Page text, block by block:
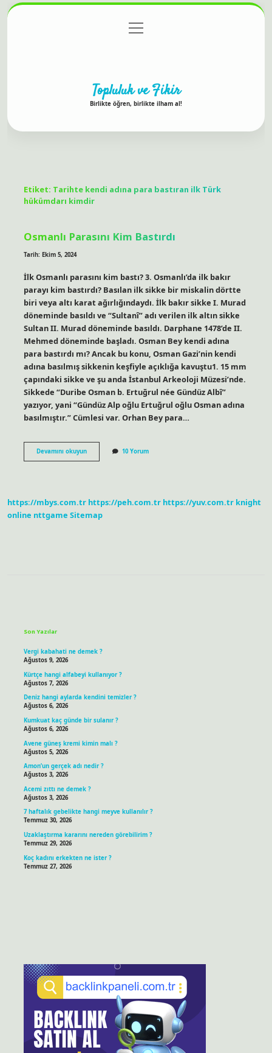
Gizlilik Politikası
menüyü
aç
Topluluk ve Fikir
Birlikte öğren, birlikte ilham al!
Etiket: Tarihte kendi adına para bastıran ilk Türk
hükümdarı kimdir
Osmanlı Parasını Kim Bastırdı
Tarih: Ekim 5, 2024
İlk Osmanlı parasını kim bastı? 3. Osmanlı’da ilk bakır
parayı kim bastırdı? Basılan ilk sikke bir miskalin dörtte
biri veya altı karat ağırlığındaydı. İlk bakır sikke I. Murad
döneminde basıldı ve “Sultanî” adı verilen ilk altın sikke
Sultan II. Murad döneminde basıldı. Darphane 1478’de II.
Mehmed döneminde başladı. Osman Bey kendi adına
para bastırdı mı? Ancak bu konu, Osman Gazi’nin kendi
adına basılmış sikkenin keşfiyle açıklığa kavuştu1. 15 mm
çapındaki sikke ve şu anda İstanbul Arkeoloji Müzesi’nde.
Sikkede “Duribe Osman b. Ertuğrul née Gündüz Albî”
yazıyor, yani “Gündüz Alp oğlu Ertuğrul oğlu Osman adına
basılmıştır.” Cümlesi var. Orhan Bey para…
Devamını okuyunOsmanlı
Parasını
10 Yorum
https://mbys.com.tr https://peh.com.tr https://yuv.com.tr knight
online nttgame Sitemap
Son Yazılar
Vergi kabahati ne demek ?
Ağustos 9, 2026
Kürtçe hangi alfabeyi kullanıyor ?
Ağustos 7, 2026
Deniz hangi aylarda kendini temizler ?
Ağustos 6, 2026
Kumkuat kaç günde bir sulanır ?
Ağustos 6, 2026
Avene güneş kremi kimin malı ?
Ağustos 5, 2026
Amon’un gerçek adı nedir ?
Ağustos 3, 2026
Acemi zıttı ne demek ?
Ağustos 3, 2026
7 haftalık gebelikte hangi meyve kullanılır ?
Temmuz 30, 2026
Uzaklaştırma kararını nereden görebilirim ?
Temmuz 29, 2026
Koç kadını erkekten ne ister ?
Temmuz 27, 2026